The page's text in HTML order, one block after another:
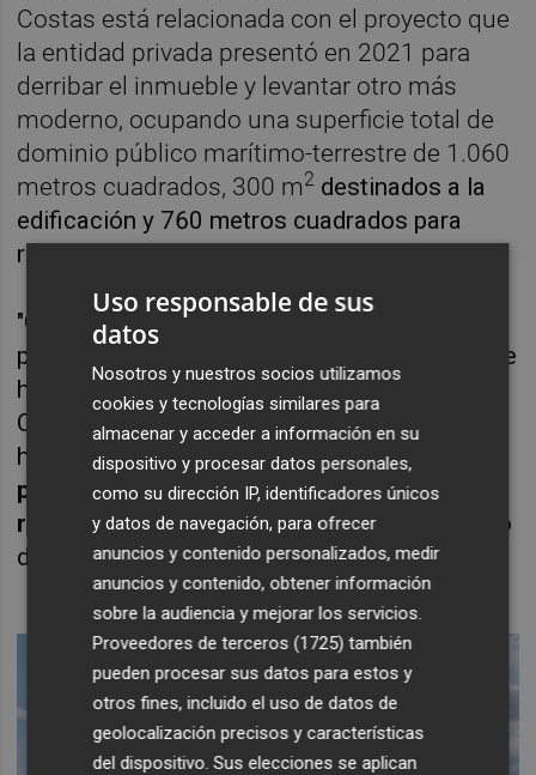
Costas está relacionada con el proyecto que
la entidad privada presentó en 2021 para
derribar el inmueble y levantar otro más
moderno, ocupando una superficie total de
dominio público marítimo-terrestre de 1.060
metros cuadrados, 300 m2 destinados a la
edificación y 760 metros cuadrados para
renovar una zona de varada.
"Como administración pública tenemos
preferencia para solicitar la cesión y es lo que
hemos hecho. La concesión que tenía el
Círculo Mercantil sobre este edificio caducó
hace bastante tiempo. Ahora,hay dos
proyectos porque el expediente no está
resuelto.", afirma López, en referencia al fallo
del Tribunal Supremo.
Uso responsable de sus
datos
Nosotros y nuestros socios utilizamos
cookies y tecnologías similares para
almacenar y acceder a información en su
dispositivo y procesar datos personales,
como su dirección IP, identificadores únicos
y datos de navegación, para ofrecer
anuncios y contenido personalizados, medir
anuncios y contenido, obtener información
sobre la audiencia y mejorar los servicios.
Proveedores de terceros (1725) también
pueden procesar sus datos para estos y
otros fines, incluido el uso de datos de
geolocalización precisos y características
del dispositivo. Sus elecciones se aplican